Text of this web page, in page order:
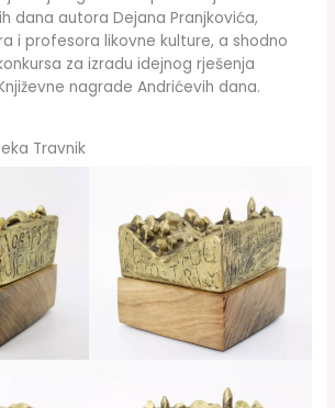
dana autora Dejana Pranjkovića,
i profesora likovne kulture, a shodno
za izradu idejnog rješenja
nagrade Andrićevih dana.
Travnik